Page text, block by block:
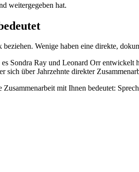
weitergegeben hat.
Wenige haben eine direkte,
Sondra Ray und Leonard Orr
über Jahrzehnte direkter
mit Ihnen bedeutet: